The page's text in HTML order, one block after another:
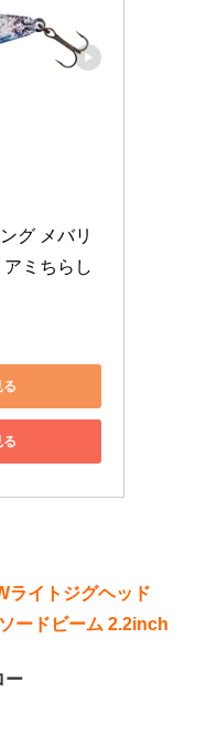
グ メバリ
ミちらし
る
イトジグヘッド
ードビーム 2.2inch
ー